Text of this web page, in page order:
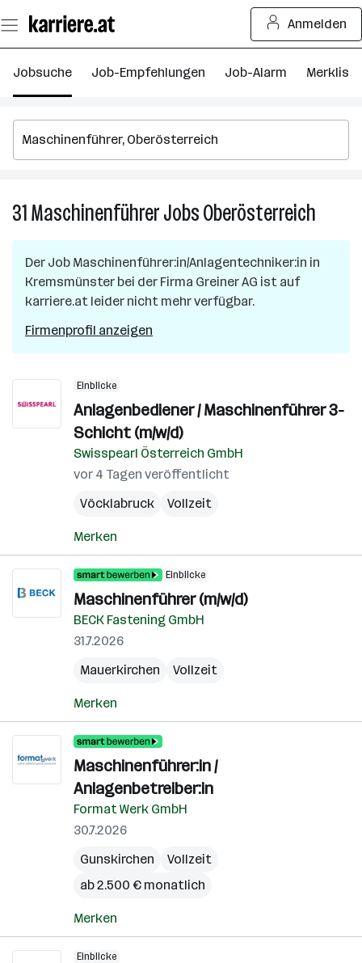
Seiteninhalt
springen
Anmelden
Jobsuche Job-Empfehlungen Job-Alarm Merkliste
31MaschinenführerJobsOberösterreich
in
Der Job Maschinenführer:in/Anlagentechniker:in in
Kremsmünster bei der Firma Greiner AG ist auf
karriere.at leider nicht mehr verfügbar.
Firmenprofil anzeigen
Einblicke
Anlagenbediener / Maschinenführer 3-
Schicht (m/w/d)
Swisspearl Österreich GmbH
vor 4 Tagen veröffentlicht
Vöcklabruck
Vollzeit
Merken
Einblicke
Maschinenführer (m/w/d)
BECK Fastening GmbH
31.7.2026
Mauerkirchen
Vollzeit
Merken
Maschinenführer:in /
Anlagenbetreiber:in
Format Werk GmbH
30.7.2026
Gunskirchen
Vollzeit
ab 2.500 € monatlich
Merken
Einblicke